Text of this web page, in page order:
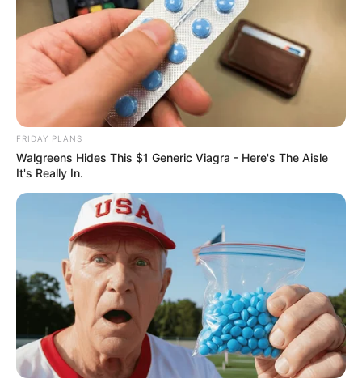
FRIDAY PLANS
Walgreens Hides This $1 Generic Viagra - Here's The Aisle
It's Really In.